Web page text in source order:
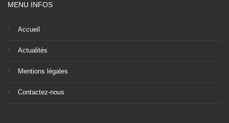
MENU INFOS
Accueil
Actualités
Mentions légales
Contactez-nous